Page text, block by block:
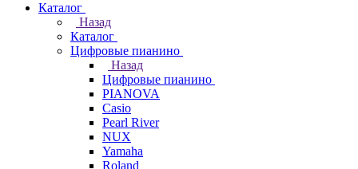
Каталог
Назад
Каталог
Цифровые пианино
Назад
Цифровые пианино
PIANOVA
Casio
Pearl River
NUX
Yamaha
Roland